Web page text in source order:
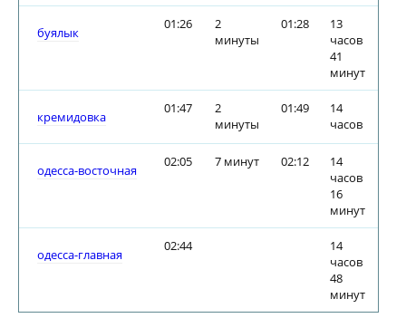
буялык
01:26
2
минуты
01:28
13
часов
41
минут
кремидовка
01:47
2
минуты
01:49
14
часов
одесса-восточная
02:05 7 минут 02:12
14
часов
16
минут
одесса-главная
02:44
14
часов
48
минут